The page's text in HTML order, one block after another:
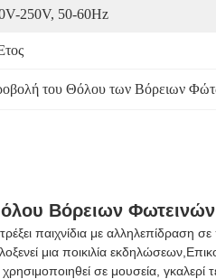
250V, 50-60Hz
του Θόλου των Βόρειων
Βόρειων
παιχνίδια με αλληλεπίδραση
μια ποικιλία
σε μουσεία,